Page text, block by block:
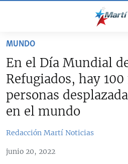
accesibilidad
contenido
principal
principal
CUBA
DERECHOS HUMANOS
SOBRE CUBA
ESTADOS UNIDOS
ESTADOS UNIDOS
AMÉRICA LATINA
MUNDO
En el Día Mundial
Refugiados, hay
personas
en el mundo
Redacción Martí Noticias
junio 20, 2022